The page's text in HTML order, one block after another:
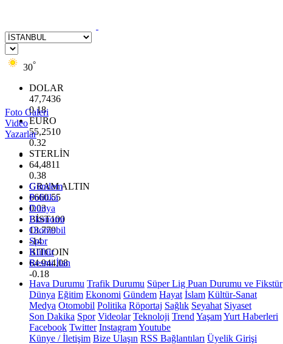
30°
DOLAR
47,7436
0.18
EURO
55,2510
0.32
STERLİN
64,4811
0.38
GRAM ALTIN
6660.55
0.03
BİST100
13.779
-14
BITCOIN
64.944,08
-0.18
Foto Galeri
Video
Yazarlar
Gündem
Politika
Dünya
Ekonomi
Otomobil
Spor
Kültür
Resmi İlan
Hava Durumu Trafik Durumu Süper Lig Puan Durumu ve Fikstür
Dünya Eğitim Ekonomi Gündem Hayat İslam Kültür-Sanat
Medya Otomobil Politika Röportaj Sağlık Seyahat Siyaset
Son Dakika Spor Videolar Teknoloji Trend YaşamYurt Haberleri
Facebook Twitter InstagramYoutube
Künye / İletişim Bize Ulaşın RSS Bağlantıları Üyelik Girişi